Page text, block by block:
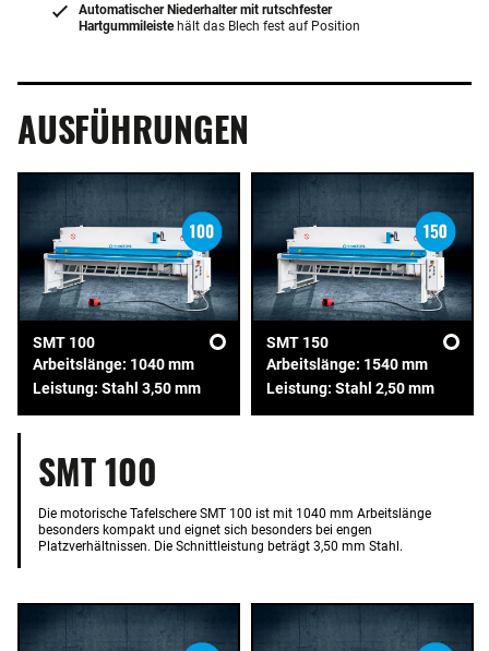
Automatischer Niederhalter mit rutschfester
Hartgummileistehält das Blech fest auf Position
AUSFÜHRUNGEN
SMT 100
Arbeitslänge: 1040 mm
Leistung: Stahl 3,50 mm
SMT 150
Arbeitslänge: 1540 mm
Leistung: Stahl 2,50 mm
SMT 100
Die motorische Tafelschere SMT 100 ist mit 1040 mm Arbeitslänge
besonders kompakt und eignet sich besonders bei engen
Platzverhältnissen. Die Schnittleistung beträgt 3,50 mm Stahl.